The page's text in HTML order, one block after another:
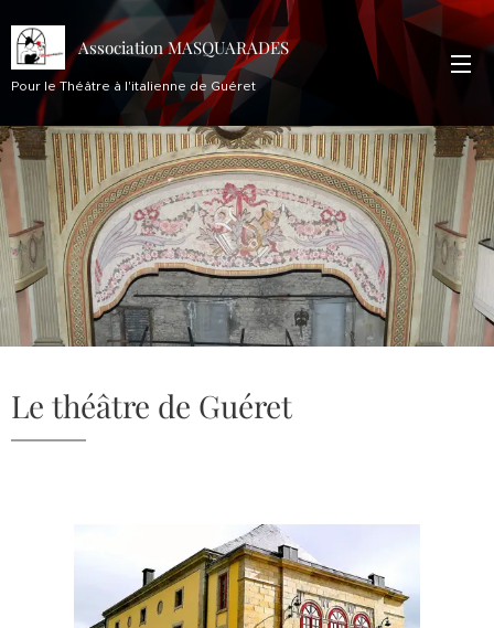
Association MASQUARADES
Pour le Théâtre à l'italienne de Guéret
Le théâtre de Guéret